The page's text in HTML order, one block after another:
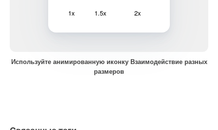
1x 1.5x 2x
Используйте анимированную иконку Взаимодействие разных
размеров